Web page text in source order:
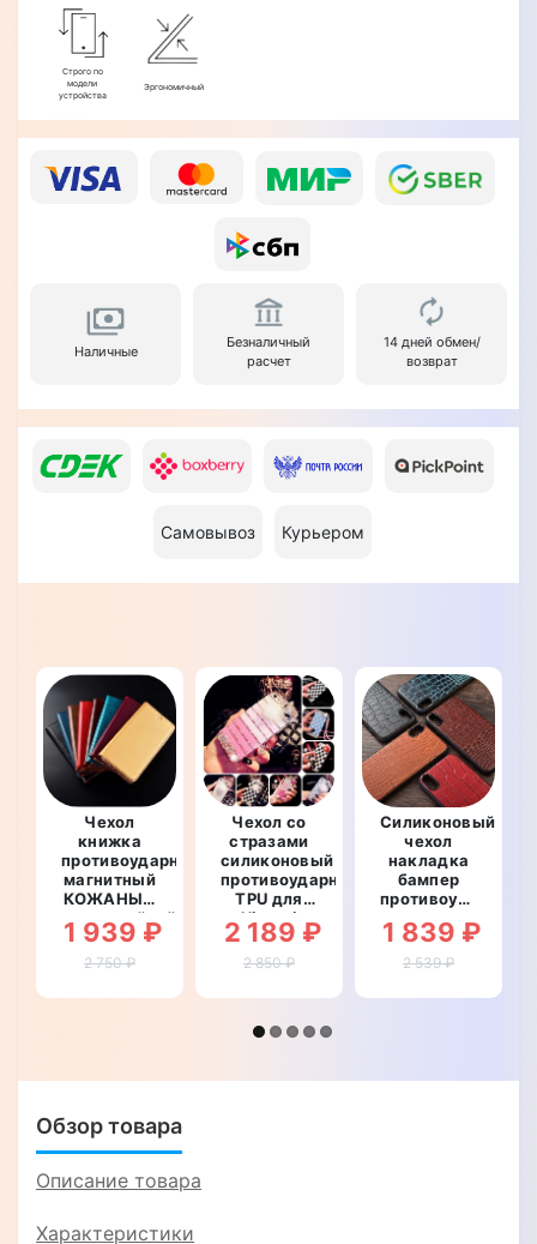
Строго по
модели
устройства
Эргономичный
Наличные
Безналичный
расчет
14 дней обмен/
возврат
Самовывоз Курьером
Чехол
книжка
противоударный
магнитный
КОЖАНЫЙ
влагостойкий
для Xiaomi
Redmi 4X
1 939 ₽
2 750 ₽
Чехол со
стразами
силиконовый
противоударный
TPU для
Xiaomi
Redmi 4X
"WALL
2 189 ₽
2 850 ₽
Силиконовый
чехол
накладка
бампер
противоударный
со
вставкой
из
кожи для
1 839 ₽
2 539 ₽
Обзор товара
Описание товара
Характеристики